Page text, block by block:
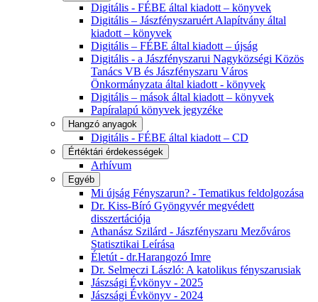
Digitális - FÉBE által kiadott – könyvek
Digitális – Jászfényszaruért Alapítvány által
kiadott – könyvek
Digitális – FÉBE által kiadott – újság
Digitális - a Jászfényszarui Nagyközségi Közös
Tanács VB és Jászfényszaru Város
Önkormányzata által kiadott - könyvek
Digitális – mások által kiadott – könyvek
Papíralapú könyvek jegyzéke
Hangzó anyagok
Digitális - FÉBE által kiadott – CD
Értéktári érdekességek
Arhívum
Egyéb
Mi újság Fényszarun? - Tematikus feldolgozása
Dr. Kiss-Bíró Gyöngyvér megvédett
disszertációja
Athanász Szilárd - Jászfényszaru Mezőváros
Statisztikai Leírása
Életút - dr.Harangozó Imre
Dr. Selmeczi László: A katolikus fényszarusiak
Jászsági Évkönyv - 2025
Jászsági Évkönyv - 2024